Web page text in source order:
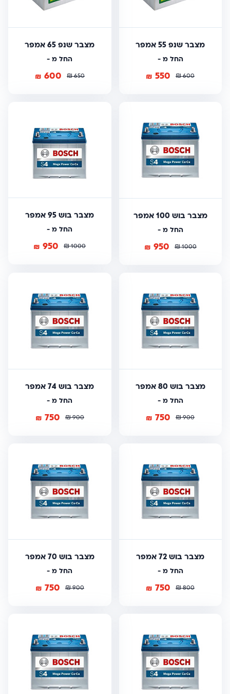
מצבר שנפ 55 אמפר
החל מ -
600
₪
550
₪
מצבר שנפ 65 אמפר
החל מ -
650
₪
600
₪
מצבר בוש 100 אמפר
החל מ -
1000
₪
950
₪
מצבר בוש 95 אמפר
החל מ -
1000
₪
950
₪
מצבר בוש 80 אמפר
החל מ -
900
₪
750
₪
מצבר בוש 74 אמפר
החל מ -
900
₪
750
₪
מצבר בוש 72 אמפר
החל מ -
800
₪
750
₪
מצבר בוש 70 אמפר
החל מ -
900
₪
750
₪